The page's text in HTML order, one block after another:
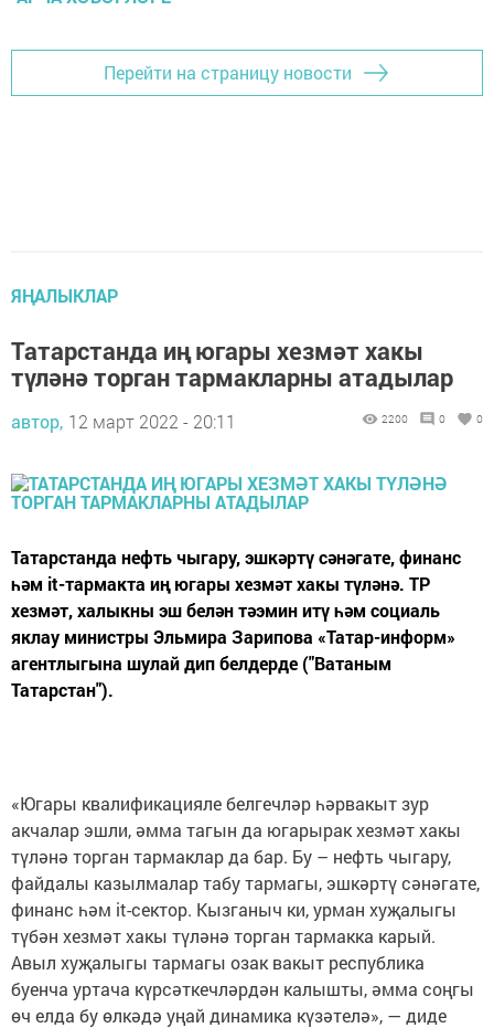
Перейти на страницу новости
ЯҢАЛЫКЛАР
Татарстанда иң югары хезмәт хакы
түләнә торган тармакларны атадылар
автор, 12 март 2022 - 20:11 2200 0 0
Татарстанда нефть чыгару, эшкәртү сәнәгате, финанс
һәм it-тармакта иң югары хезмәт хакы түләнә. ТР
хезмәт, халыкны эш белән тәэмин итү һәм социаль
яклау министры Эльмира Зарипова «Татар-информ»
агентлыгына шулай дип белдерде ("Ватаным
Татарстан").
«Югары квалификацияле белгечләр һәрвакыт зур
акчалар эшли, әмма тагын да югарырак хезмәт хакы
түләнә торган тармаклар да бар. Бу – нефть чыгару,
файдалы казылмалар табу тармагы, эшкәртү сәнәгате,
финанс һәм it-сектор. Кызганыч ки, урман хуҗалыгы
түбән хезмәт хакы түләнә торган тармакка карый.
Авыл хуҗалыгы тармагы озак вакыт республика
буенча уртача күрсәткечләрдән калышты, әмма соңгы
өч елда бу өлкәдә уңай динамика күзәтелә», — диде